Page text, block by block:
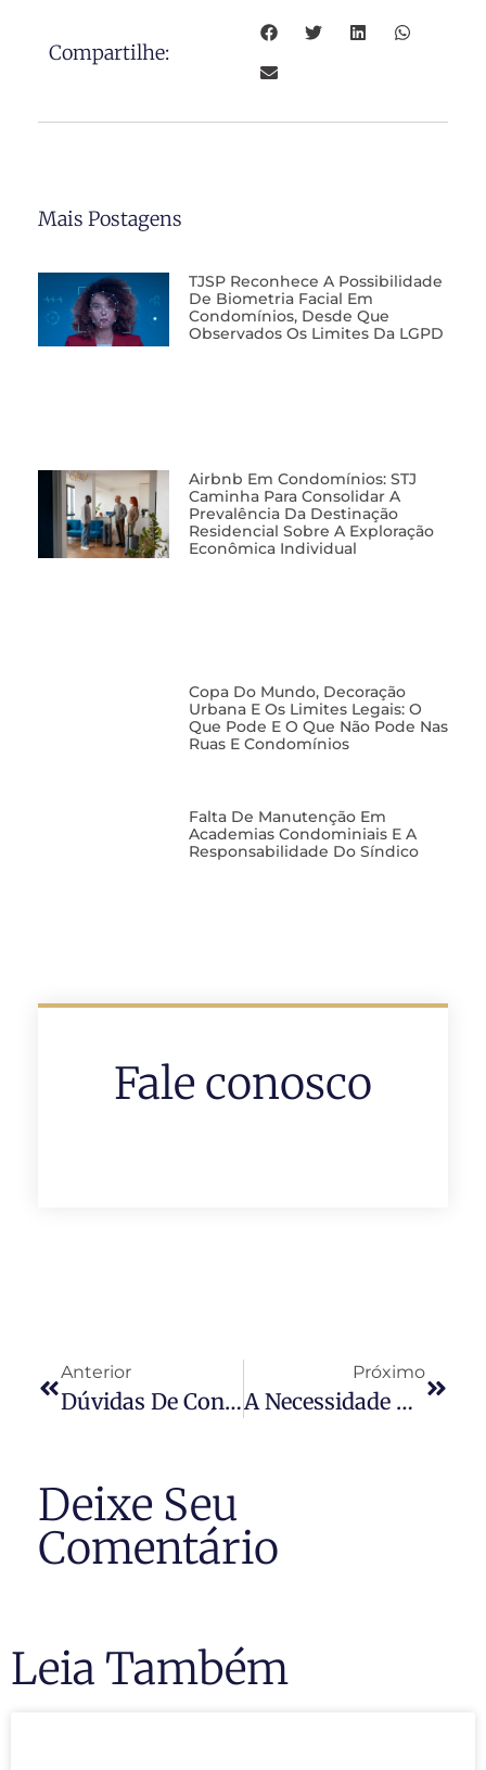
Compartilhe:
Mais Postagens
TJSP Reconhece A Possibilidade
De Biometria Facial Em
Condomínios, Desde Que
Observados Os Limites Da LGPD
Airbnb Em Condomínios: STJ
Caminha Para Consolidar A
Prevalência Da Destinação
Residencial Sobre A Exploração
Econômica Individual
Copa Do Mundo, Decoração
Urbana E Os Limites Legais: O
Que Pode E O Que Não Pode Nas
Ruas E Condomínios
Falta De Manutenção Em
Academias Condominiais E A
Responsabilidade Do Síndico
Fale conosco
Anterior
Dúvidas De Condomínio
Próximo
A Necessidade De Assessoria Jurídica Empresarial Em Tempos De Crise Econômica
Deixe Seu
Comentário
Leia Também